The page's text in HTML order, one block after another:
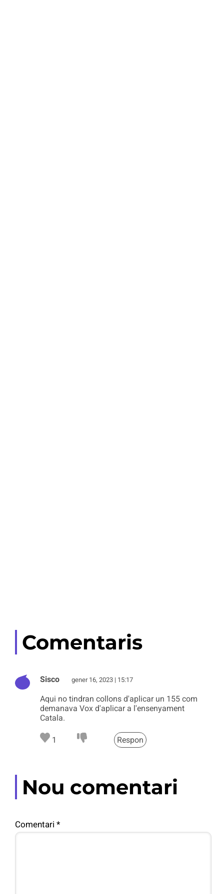
Comentaris
Sisco gener 16, 2023 | 15:17
Aqui no tindran collons d'aplicar un 155 com
demanava Vox d'aplicar a l'ensenyament
Catala.
1 Respon
Nou comentari
Comentari *